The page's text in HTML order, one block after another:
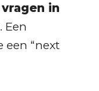
in
. Een
een “next